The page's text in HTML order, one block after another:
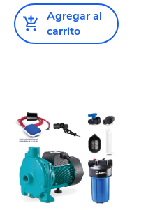
Agregar al
carrito